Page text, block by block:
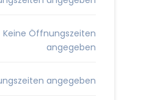
Keine Öffnungszeiten
angegeben
angegeben